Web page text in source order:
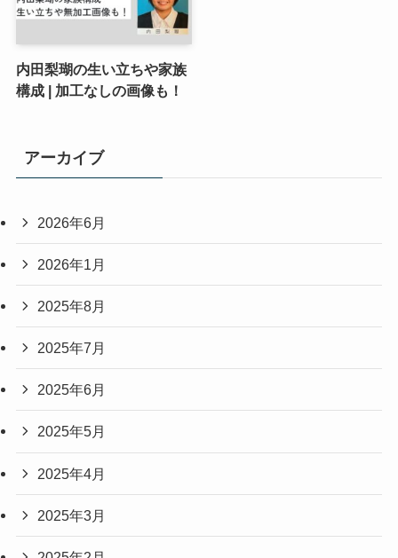
内田梨瑚の生い立ちや家族
構成 | 加工なしの画像も！
アーカイブ
2026年6月
2026年1月
2025年8月
2025年7月
2025年6月
2025年5月
2025年4月
2025年3月